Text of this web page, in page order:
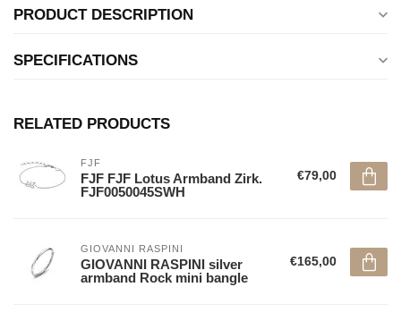
PRODUCT DESCRIPTION
SPECIFICATIONS
RELATED PRODUCTS
FJF
FJF FJF Lotus Armband Zirk.
FJF0050045SWH
€79,00
GIOVANNI RASPINI
GIOVANNI RASPINI silver
armband Rock mini bangle
€165,00